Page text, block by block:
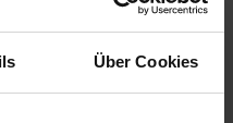
Über Cookies